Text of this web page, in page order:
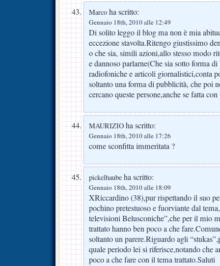
Marco ha scritto:
Gennaio 18th, 2010 alle 12:49
Di solito leggo il blog ma non è mia
eccezione stavolta.Ritengo giustissimo
o che sia, simili azioni,allo stesso modo
e dannoso parlarne(Che sia sotto forma
radiofoniche e articoli giornalistici,conta
soltanto una forma di pubblicità, che poi
cercano queste persone,anche se fatta
MAURIZIO ha scritto:
Gennaio 18th, 2010 alle 17:26
come sconfitta immeritata ?
pickelhaube ha scritto:
Gennaio 18th, 2010 alle 18:09
XRiccardino (38),pur rispettando il suo
pochino pretestuoso e fuorviante dal
televisioni Belusconiche”,che per il mio
trattato hanno ben poco a che
soltanto un parere.Riguardo agli
quale periodo lei si riferisce,notando che
poco a che fare con il tema trattato.Saluti